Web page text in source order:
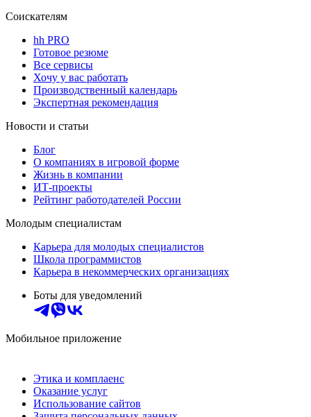
Соискателям
hh PRO
Готовое резюме
Все сервисы
Хочу у вас работать
Производственный календарь
Экспертная рекомендация
Новости и статьи
Блог
О компаниях в игровой форме
Жизнь в компании
ИТ-проекты
Рейтинг работодателей России
Молодым специалистам
Карьера для молодых специалистов
Школа программистов
Карьера в некоммерческих организациях
Боты для уведомлений
Мобильное приложение
Этика и комплаенс
Оказание услуг
Использование сайтов